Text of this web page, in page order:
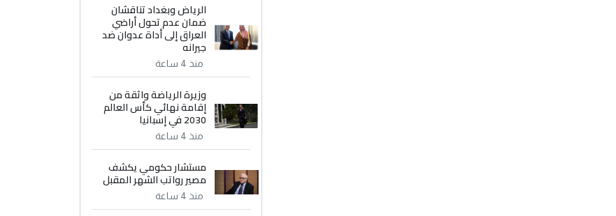
الرياض وبغداد تناقشان
ضمان عدم تحول أراضي
العراق إلى أداة عدوان ضد
جيرانه
منذ 4 ساعة
وزيرة الرياضة واثقة من
إقامة نهائي كأس العالم
2030 في إسبانيا
منذ 4 ساعة
مستشار حكومي يكشف
مصير رواتب الشهر المقبل
منذ 4 ساعة